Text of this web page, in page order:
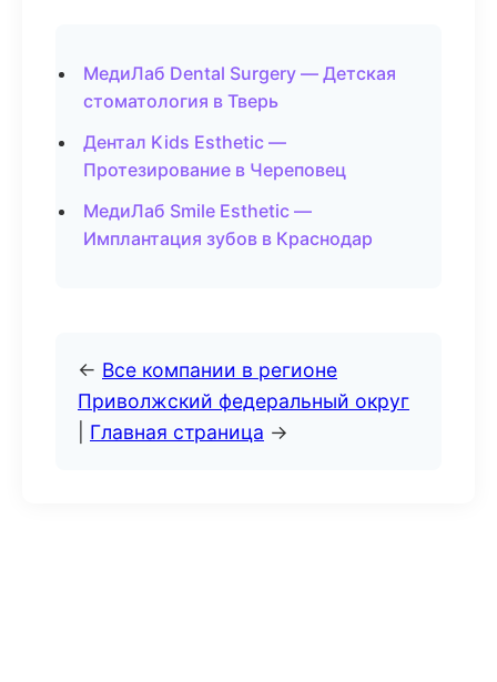
МедиЛаб Dental Surgery — Детская
стоматология в Тверь
Дентал Kids Esthetic —
Протезирование в Череповец
МедиЛаб Smile Esthetic —
Имплантация зубов в Краснодар
← Все компании в регионе
Приволжский федеральный округ
Главная страница →